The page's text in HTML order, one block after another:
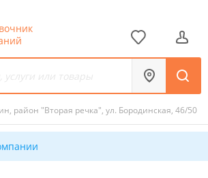
район "Вторая речка", ул. Бородинская, 46/50